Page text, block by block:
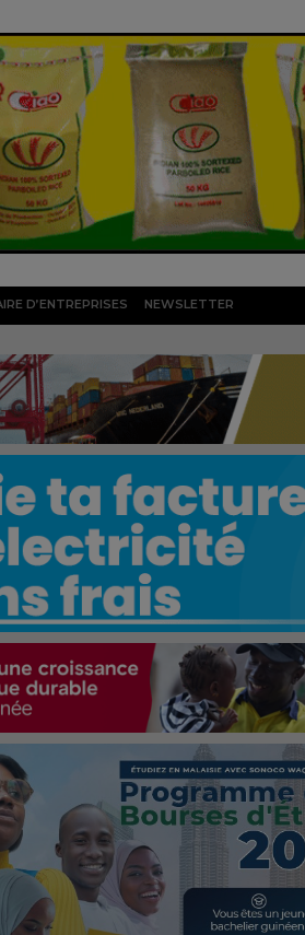
D’ENTREPRISES NEWSLETTER